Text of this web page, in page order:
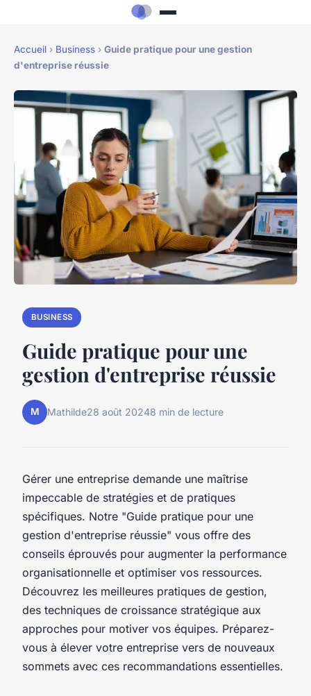
Accueil › Business › Guide pratique pour une gestion
d'entreprise réussie
BUSINESS
Guide pratique pour une
gestion d'entreprise réussie
M Mathilde28 août 20248 min de lecture
Gérer une entreprise demande une maîtrise
impeccable de stratégies et de pratiques
spécifiques. Notre "Guide pratique pour une
gestion d'entreprise réussie" vous offre des
conseils éprouvés pour augmenter la performance
organisationnelle et optimiser vos ressources.
Découvrez les meilleures pratiques de gestion,
des techniques de croissance stratégique aux
approches pour motiver vos équipes. Préparez-
vous à élever votre entreprise vers de nouveaux
sommets avec ces recommandations essentielles.